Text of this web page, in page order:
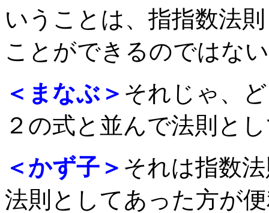
いうことは、指指数法
ことができるのではな
＜まなぶ＞ それじゃ、
２の式と並んで法則と
＜かず子＞ それは指数
法則としてあった方が